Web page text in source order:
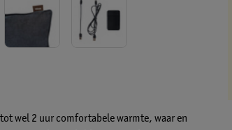
wel 2 uur comfortabele warmte, waar en